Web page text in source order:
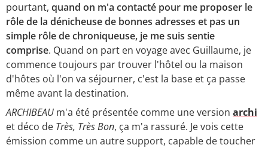
pourtant, quand on m'a contacté pour me proposer le
rôle de la dénicheuse de bonnes adresses et pas un
simple rôle de chroniqueuse, je me suis sentie
comprise. Quand on part en voyage avec Guillaume, je
commence toujours par trouver l'hôtel ou la maison
d'hôtes où l'on va séjourner, c'est la base et ça passe
même avant la destination.
ARCHIBEAU m'a été présentée comme une version archi
et déco de Très, Très Bon, ça m'a rassuré. Je vois cette
émission comme un autre support, capable de toucher